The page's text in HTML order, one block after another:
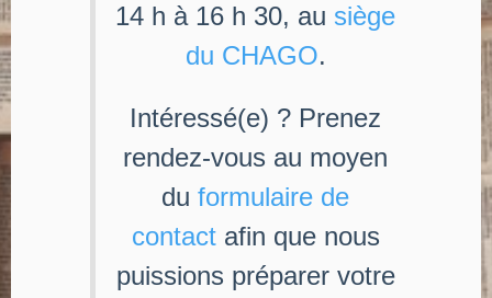
14 h à 16 h 30, au siège
du CHAGO.
Intéressé(e) ? Prenez
rendez-vous au moyen
du formulaire de
contactafin que nous
puissions préparer votre